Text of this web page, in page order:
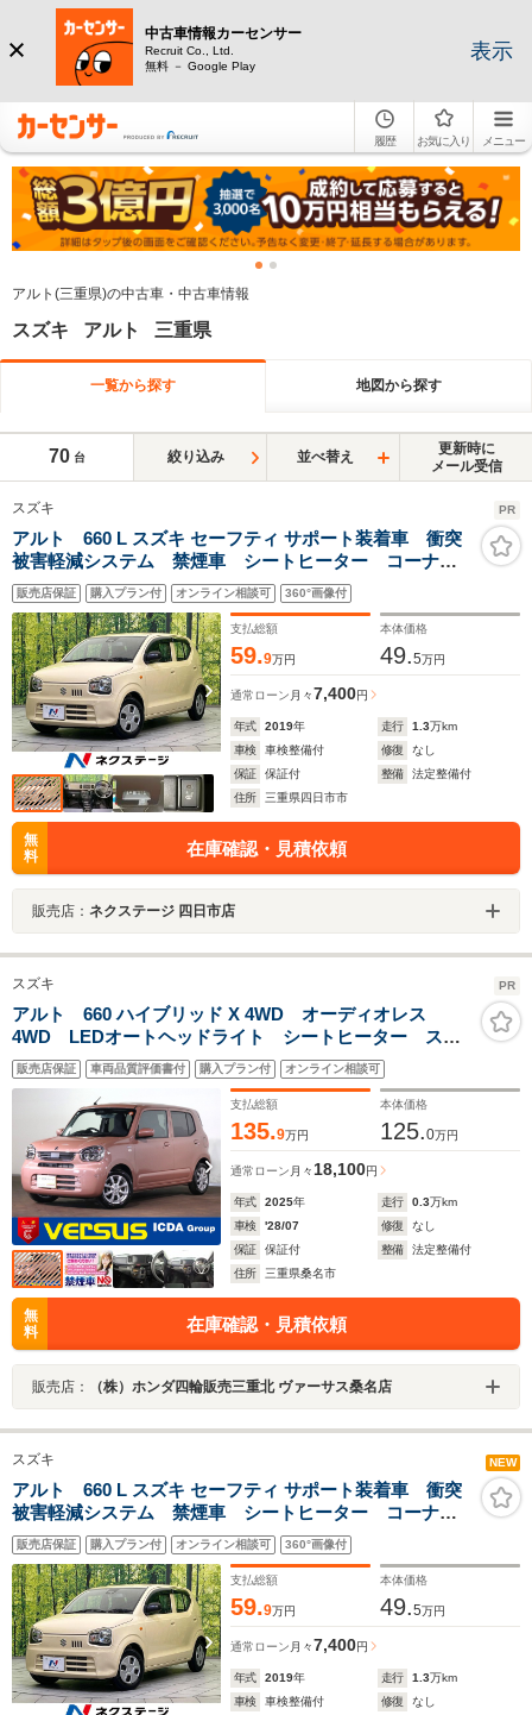
中古車情報カーセンサー
Recruit Co., Ltd.
無料 － Google Play
表示
履歴 お気に入り メニュー
アルト(三重県)の中古車・中古車情報
スズキ アルト 三重県
一覧から探す 地図から探す
70 台 絞り込み 並べ替え
更新時に
メール受信
スズキ PR
アルト 660 L スズキ セーフティ サポート装着車 衝突
被害軽減システム 禁煙車 シートヒーター コーナー
センサー ビルトインETC オートハイビーム オート
ライト CD
販売店保証 購入プラン付 オンライン相談可 360°画像付
支払総額
59.9万円
本体価格
49.5万円
通常ローン 月々7,400円
年式 2019年 走行 1.3万km
車検
車検整備付 修復
なし
保証
保証付 整備
法定整備付
住所
三重県四日市市
無
料
在庫確認・見積依頼
販売店： ネクステージ 四日市店
スズキ PR
アルト 660 ハイブリッド X 4WD オーディオレス
4WD LEDオートヘッドライト シートヒーター スマ
ートキー デュアルカメラブレーキサポート 純正AW
スペアーキー CVT ABS SRS オートヘッドライ
ト オートハイビーム
販売店保証 車両品質評価書付 購入プラン付 オンライン相談可
支払総額
135.9万円
本体価格
125.0万円
通常ローン 月々18,100円
年式 2025年 走行 0.3万km
車検
'28/07 修復
なし
保証
保証付 整備
法定整備付
住所
三重県桑名市
無
料
在庫確認・見積依頼
販売店： （株）ホンダ四輪販売三重北 ヴァーサス桑名店
スズキ NEW
アルト 660 L スズキ セーフティ サポート装着車 衝突
被害軽減システム 禁煙車 シートヒーター コーナー
センサー ビルトインETC オートハイビーム オート
ライト CD
販売店保証 購入プラン付 オンライン相談可 360°画像付
支払総額
59.9万円
本体価格
49.5万円
通常ローン 月々7,400円
年式 2019年 走行 1.3万km
車検
車検整備付 修復
なし